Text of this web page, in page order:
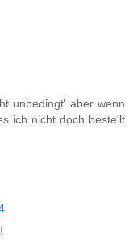
unbedingt' aber wenn
ich nicht doch bestellt